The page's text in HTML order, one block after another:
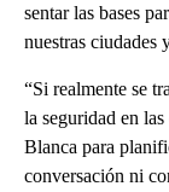
sentar las bases
nuestras ciudades
“Si realmente se
la seguridad en
Blanca para
conversación ni